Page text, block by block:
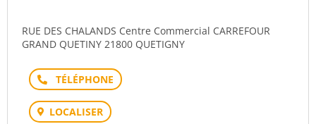
RUE DES CHALANDS Centre Commercial CARREFOUR
GRAND QUETINY 21800 QUETIGNY
Téléphone
LOCALISER